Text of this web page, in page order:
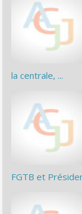
la centrale, ...
FGTB et